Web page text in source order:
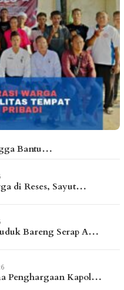
Bantu…
di Reses, Sayut…
Bareng Serap A…
Penghargaan Kapol…